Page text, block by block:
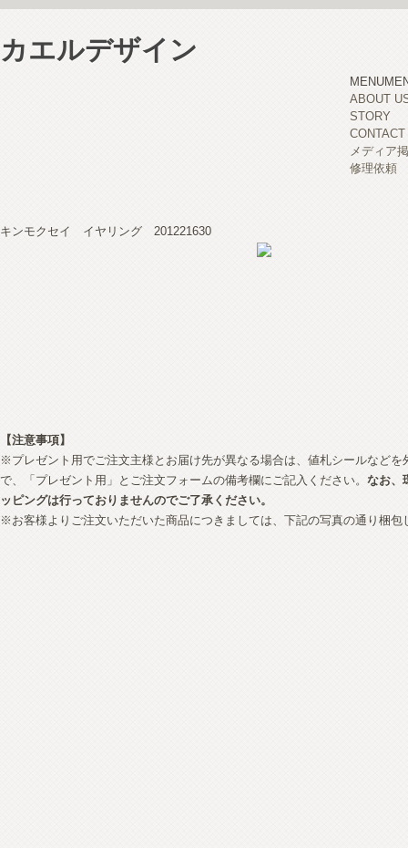
カエルデザイン
MENU
ABOUT
STORY
CONTACT
メディア
修理依頼
キンモクセイ イヤリング 201221630
【注意事項】
※プレゼント用でご注文主様とお届け先が異なる場合は、値札シールなどを
で、「プレゼント用」とご注文フォームの備考欄にご記入ください。 なお、
ッピングは行っておりませんのでご了承ください。
※お客様よりご注文いただいた商品につきましては、下記の写真の通り梱包